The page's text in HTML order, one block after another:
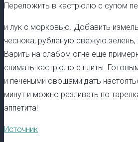
Переложить в кастрюлю с супом
и лук с морковью. Добавить
чеснока, рубленую свежую зелень,
Варить на слабом огне еще
снимать кастрюлю с плиты.
и печеными овощами дать
минут и можно разливать по
аппетита!
Источник